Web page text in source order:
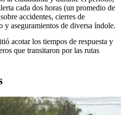
cada dos horas (un promedio de
accidentes, cierres de
y aseguramientos de diversa índole.
acotar los tiempos de respuesta y
que transitaron por las rutas